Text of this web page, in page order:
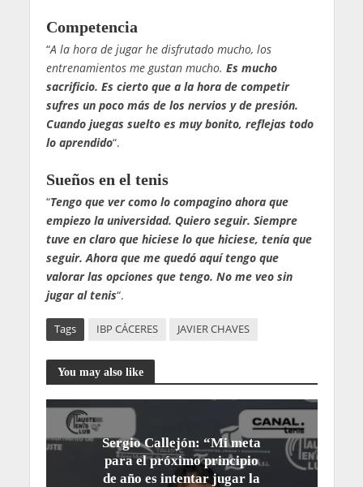
Competencia
“A la hora de jugar he disfrutado mucho, los
entrenamientos me gustan mucho. Es mucho
sacrificio. Es cierto que a la hora de competir
sufres un poco más de los nervios y de presión.
Cuando juegas suelto es muy bonito, reflejas todo
lo aprendido“.
Sueños en el tenis
“Tengo que ver como lo compagino ahora que
empiezo la universidad. Quiero seguir. Siempre
tuve en claro que hiciese lo que hiciese, tenía que
seguir. Ahora que me quedó aquí tengo que
valorar las opciones que tengo. No me veo sin
jugar al tenis“.
Tags IBP CÁCERES JAVIER CHAVES
You may also like
Sergio Callejón: “Mi meta
para el próximo principio
de año es intentar jugar la